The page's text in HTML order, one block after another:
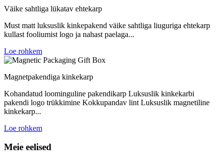
Väike sahtliga lükatav ehtekarp
Must matt luksuslik kinkepakend väike sahtliga liuguriga ehtekarp
kullast fooliumist logo ja nahast paelaga...
Loe rohkem
Magnetpakendiga kinkekarp
Kohandatud loominguline pakendikarp Luksuslik kinkekarbi
pakendi logo trükkimine Kokkupandav lint Luksuslik magnetiline
kinkekarp...
Loe rohkem
Meie eelised